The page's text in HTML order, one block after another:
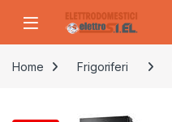
Home Frigoriferi